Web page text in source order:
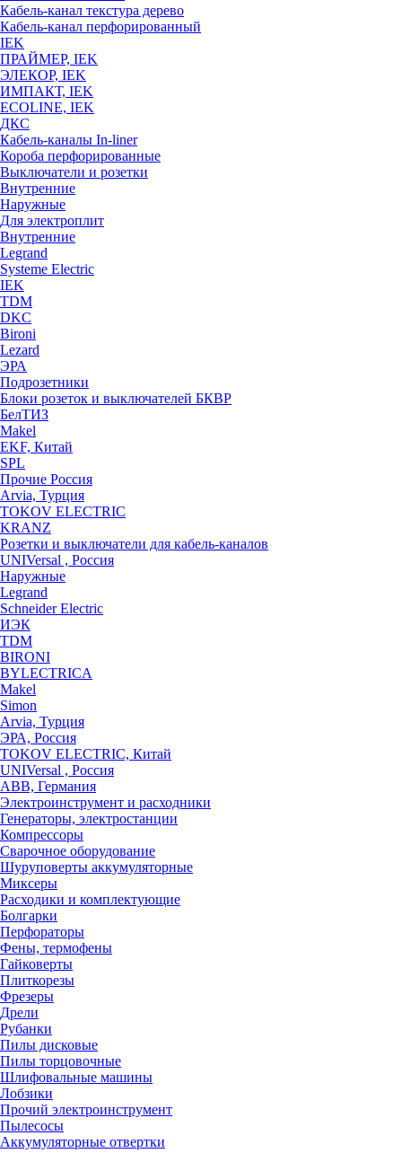
Кабель-канал текстура дерево
Кабель-канал перфорированный
IEK
ПРАЙМЕР, IEK
ЭЛЕКОР, IEK
ИМПАКТ, IEK
ECOLINE, IEK
ДКС
Кабель-каналы In-liner
Короба перфорированные
Выключатели и розетки
Внутренние
Наружные
Для электроплит
Внутренние
Legrand
Systeme Electric
IEK
TDM
DKC
Bironi
Lezard
ЭРА
Подрозетники
Блоки розеток и выключателей БКВР
БелТИЗ
Makel
EKF, Китай
SPL
Прочие Россия
Arvia, Турция
TOKOV ELECTRIC
KRANZ
Розетки и выключатели для кабель-каналов
UNIVersal , Россия
Наружные
Legrand
Schneider Electric
ИЭК
TDM
BIRONI
BYLECTRICA
Makel
Simon
Arvia, Турция
ЭРА, Россия
TOKOV ELECTRIC, Китай
UNIVersal , Россия
ABB, Германия
Электроинструмент и расходники
Генераторы, электростанции
Компрессоры
Сварочное оборудование
Шуруповерты аккумуляторные
Миксеры
Расходики и комплектующие
Болгарки
Перфораторы
Фены, термофены
Гайковерты
Плиткорезы
Фрезеры
Дрели
Рубанки
Пилы дисковые
Пилы торцовочные
Шлифовальные машины
Лобзики
Прочий электроинструмент
Пылесосы
Аккумуляторные отвертки